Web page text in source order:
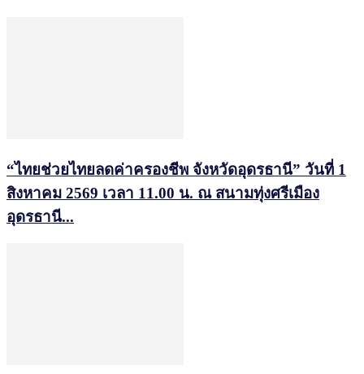
“ไทยช่วยไทยลดค่าครองชีพ จังหวัดอุดรธานี” วันที่ 1
สิงหาคม 2569 เวลา 11.00 น. ณ สนามทุ่งศรีเมือง
อุดรธานี...